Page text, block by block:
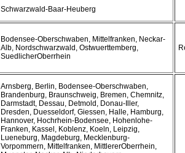
Schwarzwald-Baar-Heuberg
Bodensee-Oberschwaben, Mittelfranken, Neckar-
Alb, Nordschwarzwald, Ostwuerttemberg,
SuedlicherOberrhein
Arnsberg, Berlin, Bodensee-Oberschwaben,
Brandenburg, Braunschweig, Bremen, Chemnitz,
Darmstadt, Dessau, Detmold, Donau-Iller,
Dresden, Duesseldorf, Giessen, Halle, Hamburg,
Hannover, Hochrhein-Bodensee, Hohenlohe-
Franken, Kassel, Koblenz, Koeln, Leipzig,
Lueneburg, Magdeburg, Mecklenburg-
Vorpommern, Mittelfranken, MittlererOberrhein,